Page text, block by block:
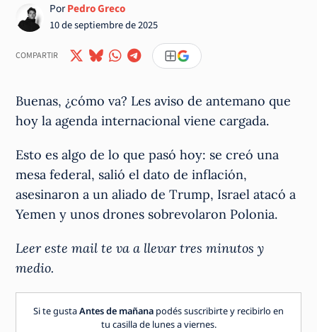
PorPedro Greco
10 de septiembre de 2025
COMPARTIR
Buenas, ¿cómo va? Les aviso de antemano que
hoy la agenda internacional viene cargada.
Esto es algo de lo que pasó hoy: se creó una
mesa federal, salió el dato de inflación,
asesinaron a un aliado de Trump, Israel atacó a
Yemen y unos drones sobrevolaron Polonia.
Leer este mail te va a llevar tres minutos y
medio.
Si te gustaAntes de mañana podés suscribirte y recibirlo en
tu casilla de lunes a viernes.